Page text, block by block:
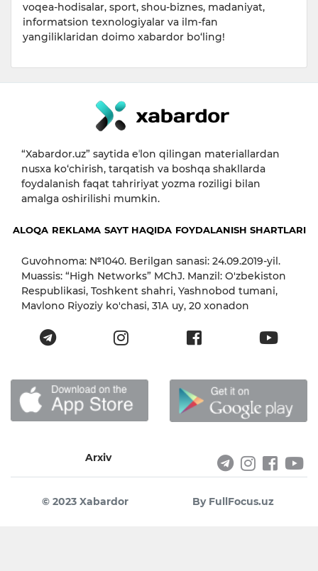
voqea-hodisalar, sport, shou-biznes, madaniyat,
informatsion texnologiyalar va ilm-fan
yangiliklaridan doimo xabardor bo‘ling!
“Xabardor.uz” saytida eʼlon qilingan materiallardan
nusxa ko‘chirish, tarqatish va boshqa shakllarda
foydalanish faqat tahririyat yozma roziligi bilan
amalga oshirilishi mumkin.
ALOQA REKLAMA SAYT HAQIDA FOYDALANISH SHARTLARI
Guvohnoma: №1040. Berilgan sanasi: 24.09.2019-yil.
Muassis: “High Networks” MChJ. Manzil: O'zbekiston
Respublikasi, Toshkent shahri, Yashnobod tumani,
Mavlono Riyoziy ko'chasi, 31А uy, 20 xonadon
Arxiv
© 2023 Xabardor By FullFocus.uz